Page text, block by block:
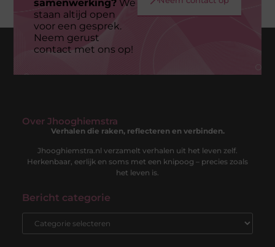
samenwerking?We
staan altijd open
voor een gesprek.
Neem gerust
contact met ons op!
Over Jhooghiemstra
Verhalen die raken, reflecteren en verbinden.
Jhooghiemstra.nl verzamelt verhalen uit het leven zelf.
Herkenbaar, eerlijk en soms met een knipoog – precies zoals
het leven is.
Bericht categorie